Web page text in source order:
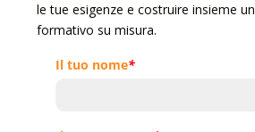
le tue esigenze e costruire insieme
formativo su misura.
Il tuo nome*